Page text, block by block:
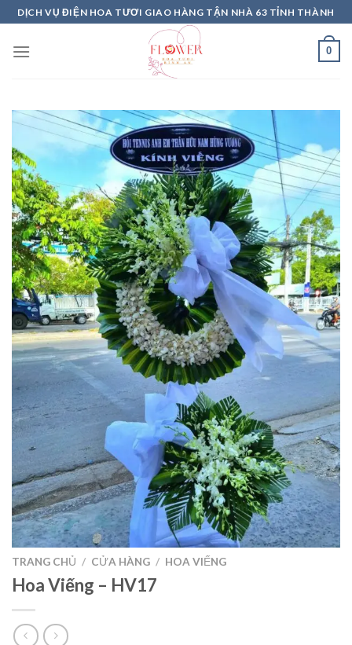
Skip
to
content
DỊCH VỤ ĐIỆN HOA TƯƠI GIAO HÀNG TẬN NHÀ 63 TỈNH THÀNH
0
TRANG CHỦ / CỬA HÀNG / HOA VIẾNG
Hoa Viếng – HV17